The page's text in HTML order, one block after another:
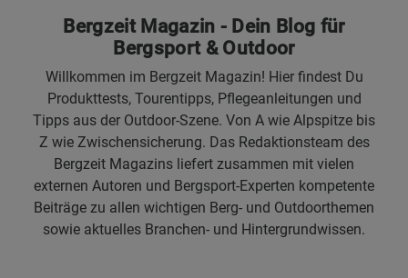
Bergzeit Magazin - Dein Blog für
Bergsport & Outdoor
Willkommen im Bergzeit Magazin! Hier findest Du
Produkttests, Tourentipps, Pflegeanleitungen und
Tipps aus der Outdoor-Szene. Von A wie Alpspitze bis
Z wie Zwischensicherung. Das Redaktionsteam des
Bergzeit Magazins liefert zusammen mit vielen
externen Autoren und Bergsport-Experten kompetente
Beiträge zu allen wichtigen Berg- und Outdoorthemen
sowie aktuelles Branchen- und Hintergrundwissen.